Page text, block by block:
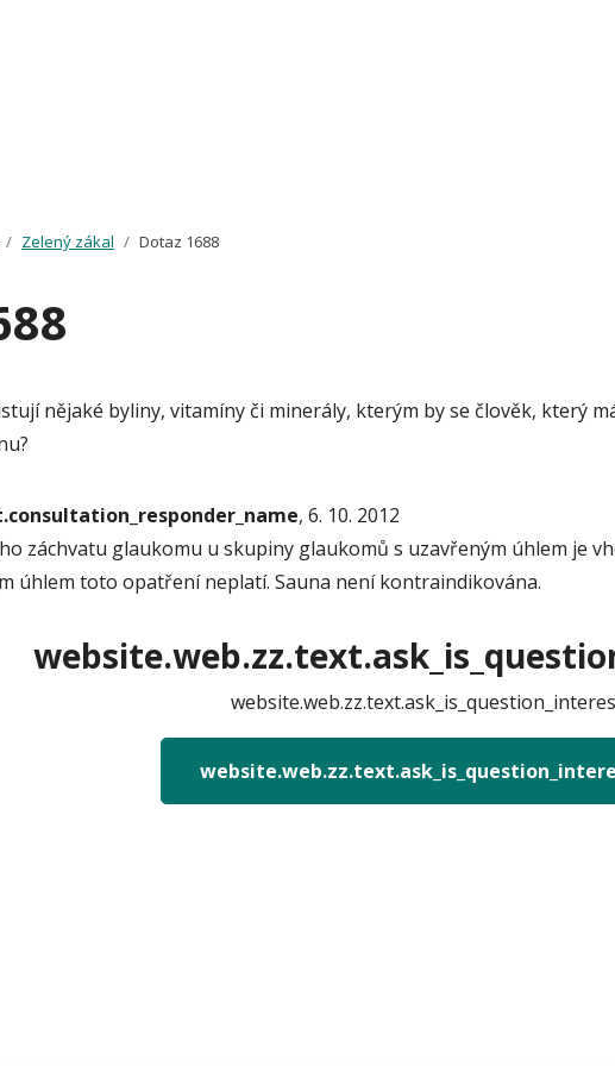
Zelený zákal Dotaz 1688
nějaké byliny, vitamíny či minerály, kterým by se člověk, který
, 6. 10. 2012
záchvatu glaukomu u skupiny glaukomů s uzavřeným úhlem je
úhlem toto opatření neplatí. Sauna není kontraindikována.